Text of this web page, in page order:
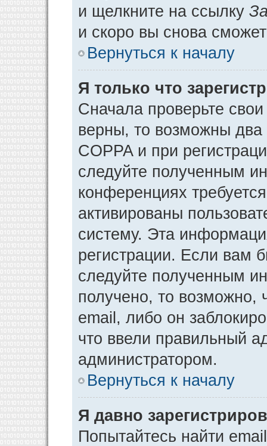
и щелкните на ссылку
и скоро вы снова
Вернуться к началу
Я только что
Сначала проверьте
верны, то возможны
COPPA и при
следуйте полученным
конференциях
активированы
систему. Эта
регистрации. Если вам
следуйте полученным
получено, то возможно,
email, либо он
что ввели правильный
администратором.
Вернуться к началу
Я давно
Попытайтесь найти